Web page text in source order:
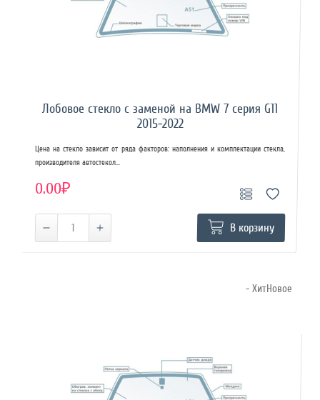
Лобовое стекло с заменой на BMW 7 серия G11
2015-2022
Цена на стекло зависит от ряда факторов: наполнения и комплектации стекла,
производителя автостекол...
0.00₽
В корзину
- ХитНовое